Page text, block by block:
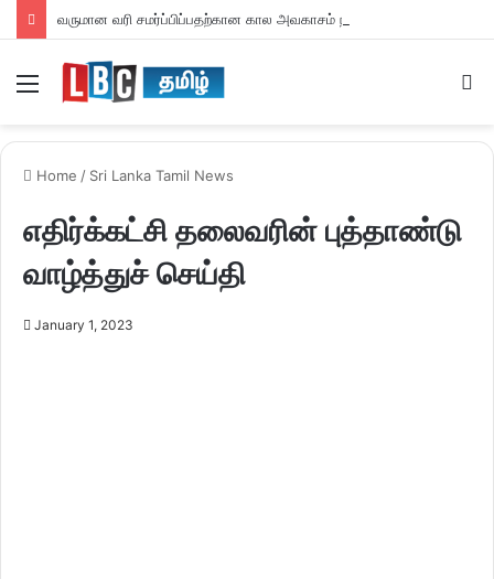
வருமான வரி சமர்ப்பிப்பதற்கான கால அவகாசம் நீடிப்பு
Home / Sri Lanka Tamil News
எதிர்க்கட்சி தலைவரின் புத்தாண்டு
வாழ்த்துச் செய்தி
January 1, 2023